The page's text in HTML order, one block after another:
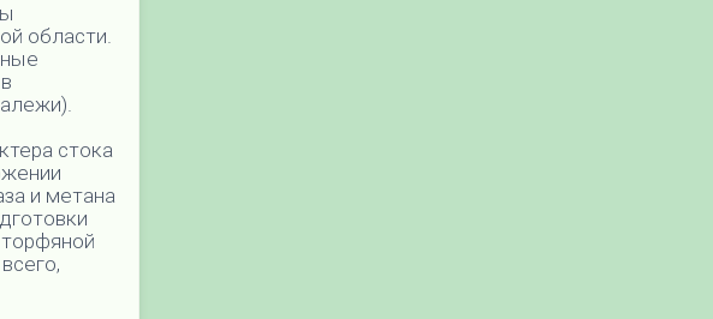
области.
стока
и метана